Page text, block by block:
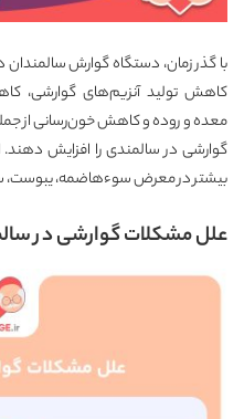
با گذر زمان، دستگاه گوارش
کاهش تولید آنزیم‌های گوارشی،
معده و روده و کاهش خون‌رسانی از
گوارشی در سالمندی را افزایش
بیشتر در معرض سوءهاضمه، یبوست،
علل مشکلات گوارشی در